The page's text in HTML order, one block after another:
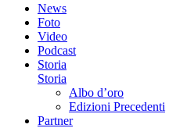
News
Foto
Video
Podcast
Storia
Storia
Albo d’oro
Edizioni Precedenti
Partner